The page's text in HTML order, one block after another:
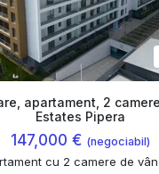
apartament, 2
Estates Pipera
147,000 € (negociabil)
cu 2 camere de